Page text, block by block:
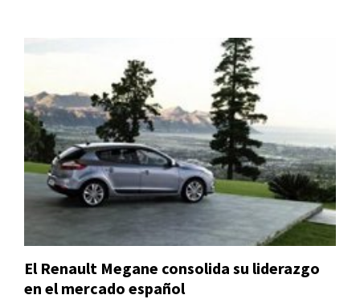
El Renault Megane consolida su liderazgo
en el mercado español